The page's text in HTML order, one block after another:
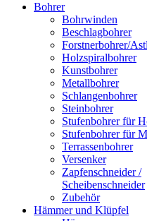
Bohrer
Bohrwinden
Beschlagbohrer
Forstnerbohrer/
Holzspiralbohrer
Kunstbohrer
Metallbohrer
Schlangenbohrer
Steinbohrer
Stufenbohrer für
Stufenbohrer für
Terrassenbohrer
Versenker
Zapfenschneider /
Scheibenschneider
Zubehör
Hämmer und Klüpfel